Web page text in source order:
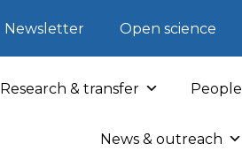
Newsletter Open science
Research & transfer People
News & outreach